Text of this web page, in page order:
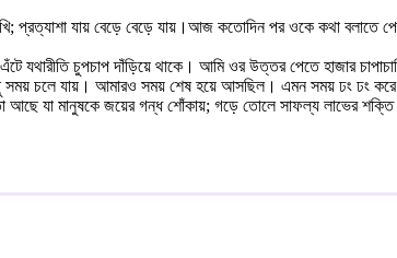
যায় বেড়ে বেড়ে যায়।আজ কতোদিন পর ওকে কথা বলাতে
যথারীতি চুপচাপ দাঁড়িয়ে থাকে। আমি ওর উত্তর পেতে হাজার
চলে যায়। আমারও সময় শেষ হয়ে আসছিল। এমন সময় ঢং ঢং
আছে যা মানুষকে জয়ের গন্ধ শোঁকায়; গড়ে তোলে সাফল্য লাভের